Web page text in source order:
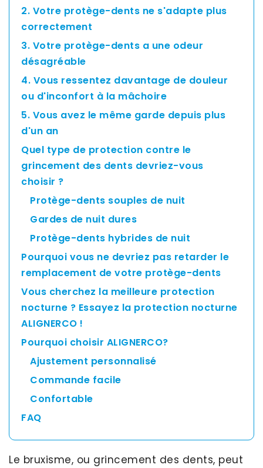
Asia
Pacific
New
Malaysia
2. Votre protège-dents ne s'adapte plus
correctement
3. Votre protège-dents a une odeur
désagréable
4. Vous ressentez davantage de douleur
ou d'inconfort à la mâchoire
5. Vous avez le même garde depuis plus
d'un an
Quel type de protection contre le
grincement des dents devriez-vous
choisir ?
Protège-dents souples de nuit
Gardes de nuit dures
Protège-dents hybrides de nuit
Pourquoi vous ne devriez pas retarder le
remplacement de votre protège-dents
Vous cherchez la meilleure protection
nocturne ? Essayez la protection nocturne
ALIGNERCO !
Pourquoi choisir ALIGNERCO?
Ajustement personnalisé
Commande facile
Confortable
FAQ
Le bruxisme, ou grincement des dents, peut